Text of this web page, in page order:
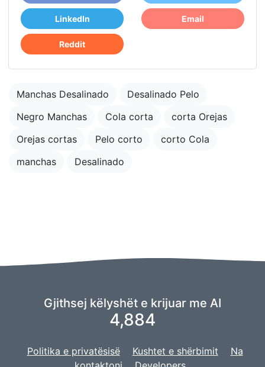
LinkedIn Email
Reddit
Manchas Desalinado
Desalinado Pelo
Negro Manchas
Cola corta
corta Orejas
Orejas cortas
Pelo corto
corto Cola
manchas
Desalinado
Gjithsej këlyshët e krijuar me AI
4,884
Politika e privatësisë Kushtet e shërbimit
Na